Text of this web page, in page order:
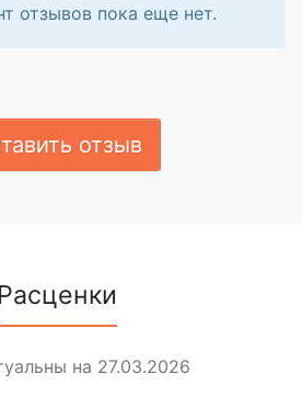
отзывов пока еще нет.
отзыв
Расценки
на 27.03.2026